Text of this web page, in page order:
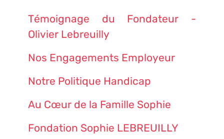
Témoignage du Fondateur -
Olivier Lebreuilly
Nos Engagements Employeur
Notre Politique Handicap
Au Cœur de la Famille Sophie
Fondation Sophie LEBREUILLY